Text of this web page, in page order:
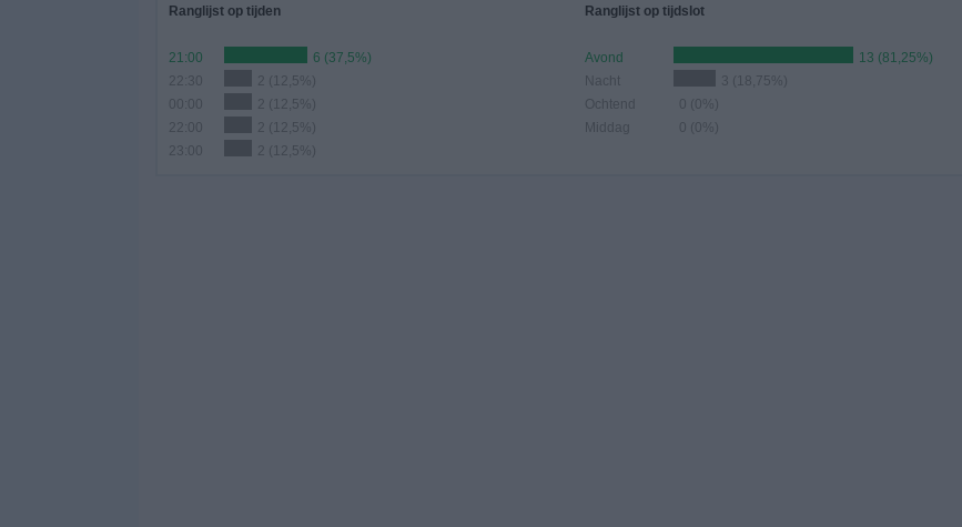
Ranglijst op tijden
21:00
6 (37,5%)
22:30
2 (12,5%)
2 (12,5%)
22:00
2 (12,5%)
23:00
2 (12,5%)
Ranglijst op tijdslot
Avond
13 (81,25%)
Nacht
3 (18,75%)
Ochtend
0 (0%)
Middag
0 (0%)